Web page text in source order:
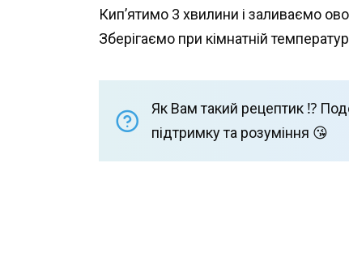
Кип’ятимо 3 хвилини і заливаємо
Зберігаємо при кімнатній
Як Вам такий рецептик ⁉️
підтримку та розуміння 😘